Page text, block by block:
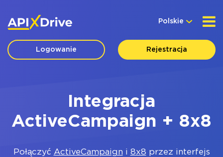
Polskie
Logowanie Rejestracja
Integracja
ActiveCampaign + 8x8
Połączyć ActiveCampaign i 8x8 przez interfejs